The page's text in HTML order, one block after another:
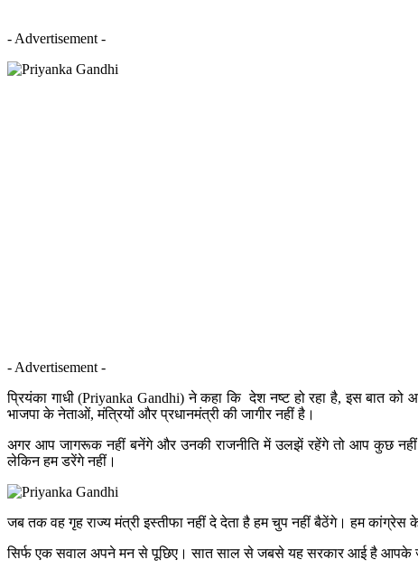
- Advertisement -
- Advertisement -
प्रियंका गाधी (Priyanka Gandhi) ने कहा कि देश नष्ट हो रहा है, इस बात
भाजपा के नेताओं, मंत्रियों और प्रधानमंत्री की जागीर नहीं है।
अगर आप जागरूक नहीं बनेंगे और उनकी राजनीति में उलझें रहेंगे तो आप कुछ नहीं
लेकिन हम डरेंगे नहीं।
जब तक वह गृह राज्य मंत्री इस्तीफा नहीं दे देता है हम चुप नहीं बैठेंगे। हम
सिर्फ एक सवाल अपने मन से पूछिए। सात साल से जबसे यह सरकार आई है आपके